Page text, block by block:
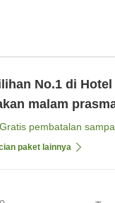
No.1 di
malam
Jepang
Gratis pembatalan
paket lainnya